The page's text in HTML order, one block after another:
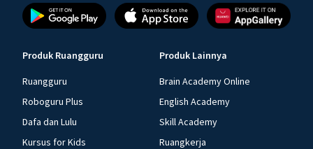
Produk Ruangguru
Ruangguru
Roboguru Plus
Dafa dan Lulu
Kursus for Kids
Produk Lainnya
Brain Academy Online
English Academy
Skill Academy
Ruangkerja